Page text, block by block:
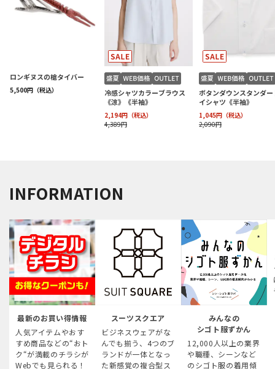
INFORMATION
最新のお買い得情報
人気アイテムやおす
すめ商品などの“おト
ク“が満載のチラシが
Webでも見られる！
スーツスクエア
ビジネスウェアがな
んでも揃う、4つのブ
ランドが一体となっ
た新感覚の複合型ス
みんなの
シゴト服ずかん
12,000人以上の業界
や職種、シーンなど
のシゴト服の着用傾